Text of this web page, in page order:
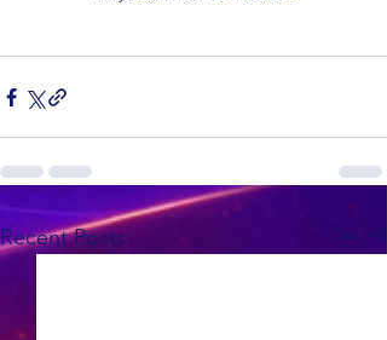
Recent Posts See All